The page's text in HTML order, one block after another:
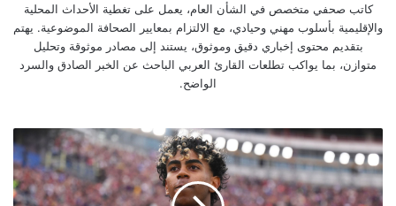
كاتب صحفي متخصص في الشأن العام، يعمل على تغطية الأحداث المحلية
والإقليمية بأسلوب مهني وحيادي، مع الالتزام بمعايير الصحافة الموضوعية. يهتم
بتقديم محتوى إخباري دقيق وموثوق، يستند إلى مصادر موثوقة وتحليل
متوازن، بما يواكب تطلعات القارئ العربي الباحث عن الخبر الصادق والسرد
الواضح.
يامال
يقود
برشلونة
للصدارة